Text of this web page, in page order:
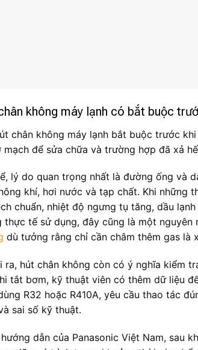
không máy lạnh có bắt buộc
chân không máy lạnh bắt buộc trước
mạch để sửa chữa và trường hợp đã xả
lý do quan trọng nhất là đường ống và
khí, hơi nước và tạp chất. Khi những
chuẩn, nhiệt độ ngưng tụ tăng, dầu
thực tế sử dụng, đây cũng là một nguyên
dù tưởng rằng chỉ cần châm thêm gas là
ra, hút chân không còn có ý nghĩa kiểm
tắt bơm, kỹ thuật viên có thêm dữ liệu
R32 hoặc R410A, yêu cầu thao tác
sai số kỹ thuật.
dẫn của Panasonic Việt Nam, sau